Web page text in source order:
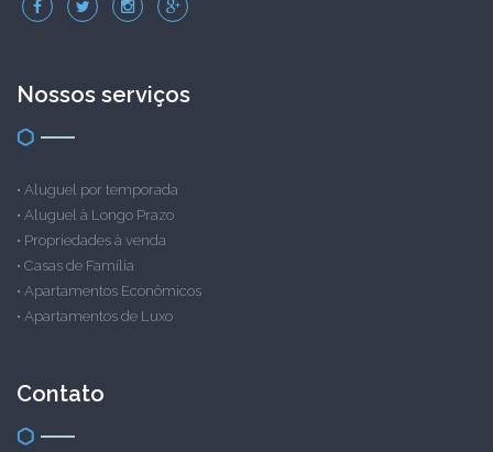
Nossos serviços
• Aluguel por temporada
• Aluguel à Longo Prazo
• Propriedades à venda
• Casas de Família
• Apartamentos Econômicos
• Apartamentos de Luxo
Contato